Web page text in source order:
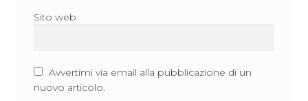
Sito web
Avvertimi via email alla pubblicazione di un
nuovo articolo.